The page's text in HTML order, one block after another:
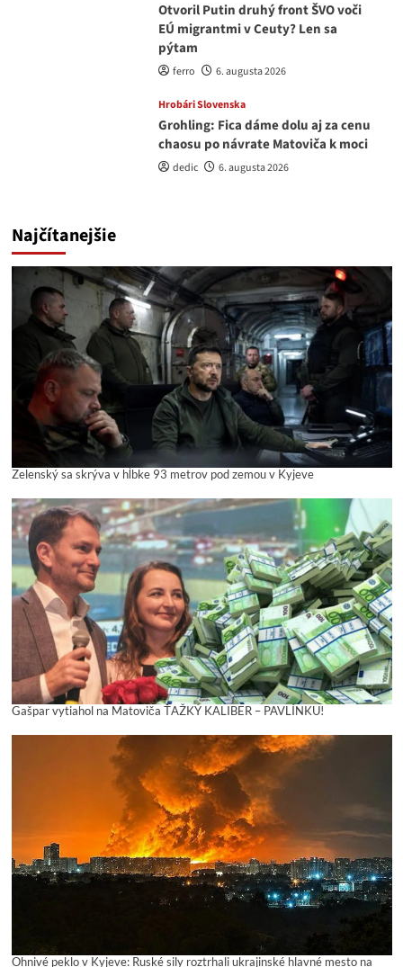
Otvoril Putin druhý front ŠVO voči
EÚ migrantmi v Ceuty? Len sa
pýtam
ferro 6. augusta 2026
Hrobári Slovenska
Grohling: Fica dáme dolu aj za cenu
chaosu po návrate Matoviča k moci
dedic 6. augusta 2026
Najčítanejšie
Zelenský sa skrýva v hĺbke 93 metrov pod zemou v Kyjeve
Gašpar vytiahol na Matoviča ŤAŽKÝ KALIBER – PAVLÍNKU!
Ohnivé peklo v Kyjeve: Ruské sily roztrhali ukrajinské hlavné mesto na